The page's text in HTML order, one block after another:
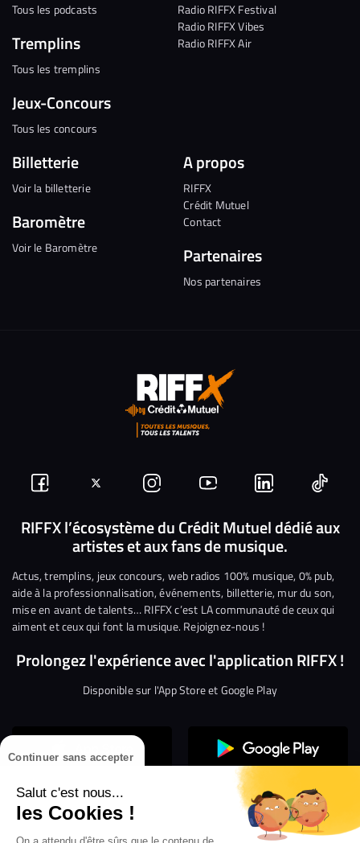
Continuer sans accepter
Salut c'est nous...
les Cookies !
Tous les podcasts
Tremplins
Tous les tremplins
Jeux-Concours
Tous les concours
Radio RIFFX Festival
Radio RIFFX Vibes
Radio RIFFX Air
Billetterie
Voir la billetterie
Baromètre
Voir le Baromètre
A propos
RIFFX
Crédit Mutuel
Contact
Partenaires
Nos partenaires
Suivez-
nous
Facebook
Suivez-
nous
sur
Twitter
Nous
rejoindre
sur
Instagram
Nous
rejoindre
sur
YouTube
Nous
rejoindre
sur
Linkedin
Nous
RIFFX l’écosystème du Crédit Mutuel dédié aux
artistes et aux fans de musique.
Actus, tremplins, jeux concours, web radios 100% musique, 0% pub,
aide à la professionnalisation, événements, billetterie, mur du son,
mise en avant de talents… RIFFX c’est LA communauté de ceux qui
aiment et ceux qui font la musique. Rejoignez-nous !
Prolongez l'expérience avec l'application RIFFX !
Disponible sur l'App Store et Google Play